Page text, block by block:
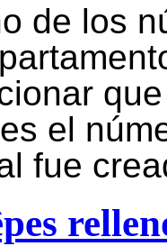
de los
el
fue